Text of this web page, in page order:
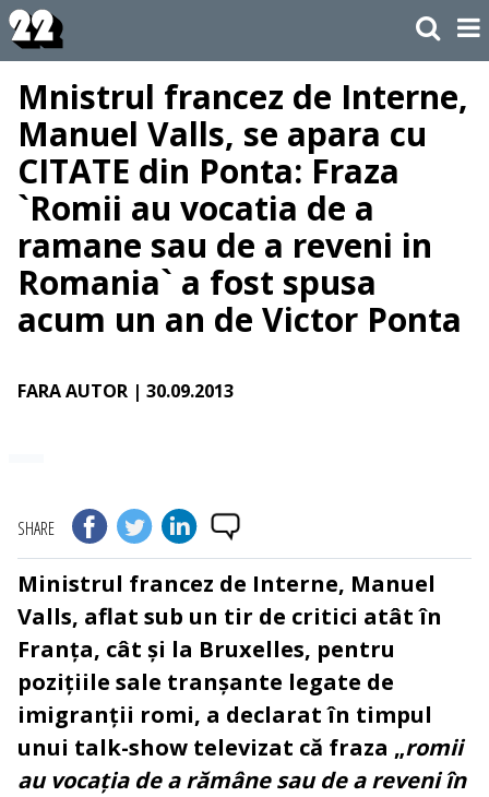
Mnistrul francez de Interne,
Manuel Valls, se apara cu
CITATE din Ponta: Fraza
`Romii au vocatia de a
ramane sau de a reveni in
Romania` a fost spusa
acum un an de Victor Ponta
FARA AUTOR | 30.09.2013
SHARE
Ministrul francez de Interne, Manuel
Valls, aflat sub un tir de critici atât în
Franța, cât și la Bruxelles, pentru
pozițiile sale tranșante legate de
imigranții romi, a declarat în timpul
unui talk-show televizat că fraza „romii
au vocația de a rămâne sau de a reveni în